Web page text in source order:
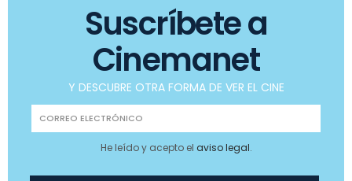
Suscríbete a
Cinemanet
Y DESCUBRE OTRA FORMA DE VER EL CINE
He leído y acepto el aviso legal.